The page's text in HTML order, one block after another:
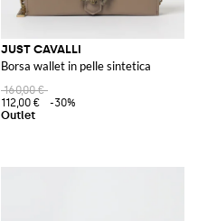
JUST CAVALLI
Borsa wallet in pelle sintetica
160,00 €
112,00 €
-30%